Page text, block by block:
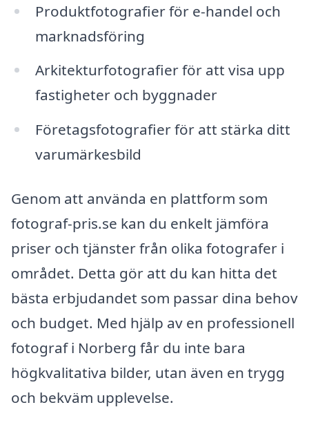
Produktfotografier för e-handel och
marknadsföring
Arkitekturfotografier för att visa upp
fastigheter och byggnader
Företagsfotografier för att stärka ditt
varumärkesbild
Genom att använda en plattform som
fotograf-pris.se kan du enkelt jämföra
priser och tjänster från olika fotografer i
området. Detta gör att du kan hitta det
bästa erbjudandet som passar dina behov
och budget. Med hjälp av en professionell
fotograf i Norberg får du inte bara
högkvalitativa bilder, utan även en trygg
och bekväm upplevelse.